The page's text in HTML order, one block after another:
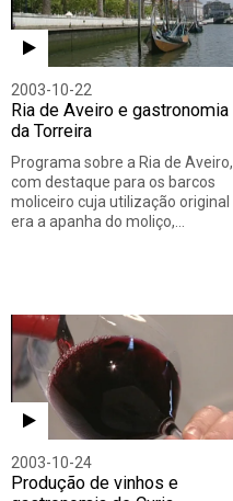
2003-10-22
Ria de Aveiro e gastronomia
da Torreira
Programa sobre a Ria de Aveiro,
com destaque para os barcos
moliceiro cuja utilização original
era a apanha do moliço,…
2003-10-24
Produção de vinhos e